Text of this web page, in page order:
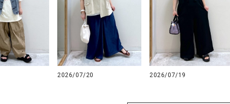
2026/07/20 2026/07/19